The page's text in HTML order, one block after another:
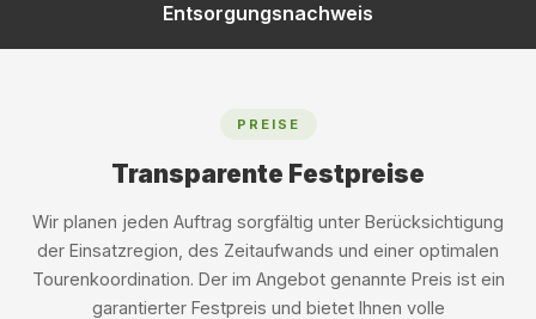
Entsorgungsnachweis
PREISE
Transparente Festpreise
Wir planen jeden Auftrag sorgfältig unter Berücksichtigung
der Einsatzregion, des Zeitaufwands und einer optimalen
Tourenkoordination. Der im Angebot genannte Preis ist ein
garantierter Festpreis und bietet Ihnen volle